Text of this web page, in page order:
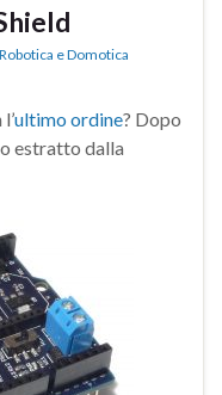
Robotica e Domotica
ultimo ordine? Dopo
estratto dalla